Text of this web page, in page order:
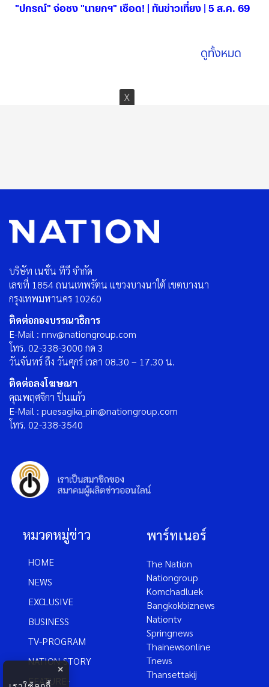
"ปกรณ์" จ่อชง "นายกฯ" เชือด! | ทันข่าวเที่ยง | 5 ส.ค. 69
ดูทั้งหมด
บริษัท เนชั่น ทีวี จำกัด
เลขที่ 1854 ถนนเทพรัตน แขวงบางนาใต้ เขตบางนา
กรุงเทพมหานคร 10260
ติดต่อกองบรรณาธิการ
E-Mail : nnv@nationgroup.com
โทร. 02-338-3000 กด 3
วันจันทร์ ถึง วันศุกร์ เวลา 08.30 – 17.30 น.
ติดต่อลงโฆษณา
คุณพฤศจิกา ปิ่นแก้ว
E-Mail : puesagika_pin@nationgroup.com
โทร. 02-338-3540
หมวดหมู่ข่าว
HOME
NEWS
EXCLUSIVE
BUSINESS
TV-PROGRAM
NATION-STORY
FEATURE-
พาร์ทเนอร์
The Nation
Nationgroup
Komchadluek
Bangkokbiznews
Nationtv
Springnews
Thainewsonline
Tnews
Thansettakij
×